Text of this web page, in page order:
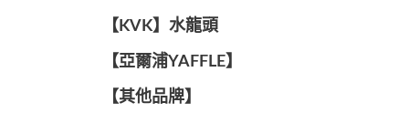
️【KVK】水龍頭️
【亞爾浦YAFFLE】
️【其他品牌】️